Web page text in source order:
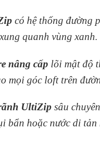
có hệ thống đường
quanh vùng xanh.
nâng cấp lõi mật độ
mọi góc loft trên
UltiZip sâu
bẩn hoặc nước di tản